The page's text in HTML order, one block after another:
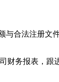
与合法注册文
财务报表，跟